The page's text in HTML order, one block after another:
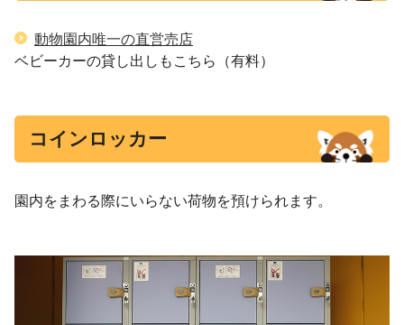
動物園内唯一の直営売店
ベビーカーの貸し出しもこちら（有料）
コインロッカー
園内をまわる際にいらない荷物を預けられます。